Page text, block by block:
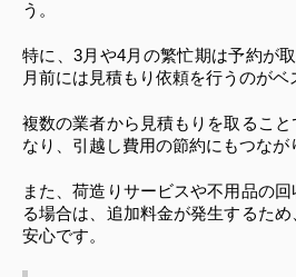
う。
特に、3月や4月の繁忙期は予約が
月前には見積もり依頼を行うのがベ
複数の業者から見積もりを取ること
なり、引越し費用の節約にもつなが
また、荷造りサービスや不用品の
る場合は、追加料金が発生するた
安心です。